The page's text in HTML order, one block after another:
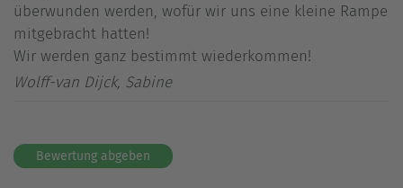
überwunden werden, wofür wir uns eine kleine Rampe
mitgebracht hatten!
Wir werden ganz bestimmt wiederkommen!
Wolff-van Dijck, Sabine
Bewertung abgeben